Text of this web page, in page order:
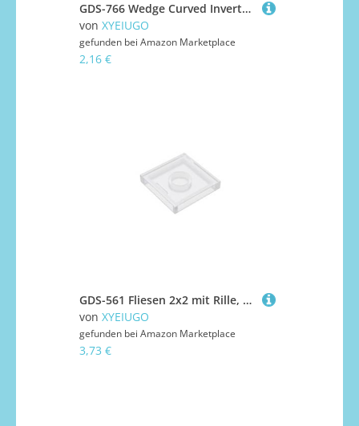
GDS-766 Wedge Curved Inverted 6x2 Left 41765 6268055 10PCS Compatible with Lego 41765 6268055 DIY Parts and MOC Components for Major Brick Brands Color:Dunkelgrün 141
von XYEIUGO
gefunden bei Amazon Marketplace
2,16 €
GDS-561 Fliesen 2x2 mit Rille, 50 Stück, kompatibel mit Lego 3068 DIY-Teilen und MOC-Komponenten für große Ziegelmarken, Farbe:Volltransparent/Klar 40
von XYEIUGO
gefunden bei Amazon Marketplace
3,73 €